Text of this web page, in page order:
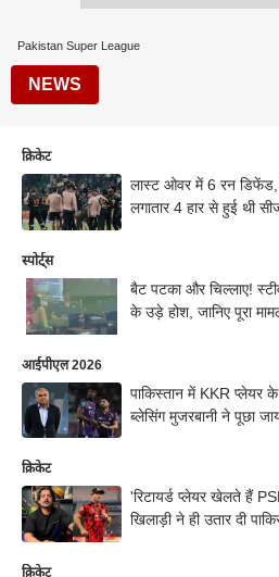
Pakistan Super League
NEWS
क्रिकेट
लास्ट ओवर में 6 रन डिफेंड,
लगातार 4 हार से हुई थी
स्पोर्ट्स
बैट पटका और चिल्लाए!
के उड़े होश, जानिए पूरा
आईपीएल 2026
पाकिस्तान में KKR प्लेयर
ब्लेसिंग मुजरबानी ने पूछा
क्रिकेट
'रिटायर्ड प्लेयर खेलते हैं
खिलाड़ी ने ही उतार दी
क्रिकेट